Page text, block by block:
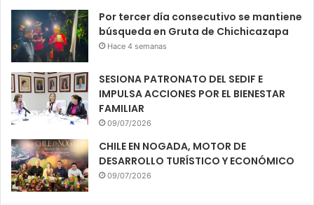
Por tercer día consecutivo se mantiene
búsqueda en Gruta de Chichicazapa
Hace 4 semanas
SESIONA PATRONATO DEL SEDIF E
IMPULSA ACCIONES POR EL BIENESTAR
FAMILIAR
09/07/2026
CHILE EN NOGADA, MOTOR DE
DESARROLLO TURÍSTICO Y ECONÓMICO
09/07/2026